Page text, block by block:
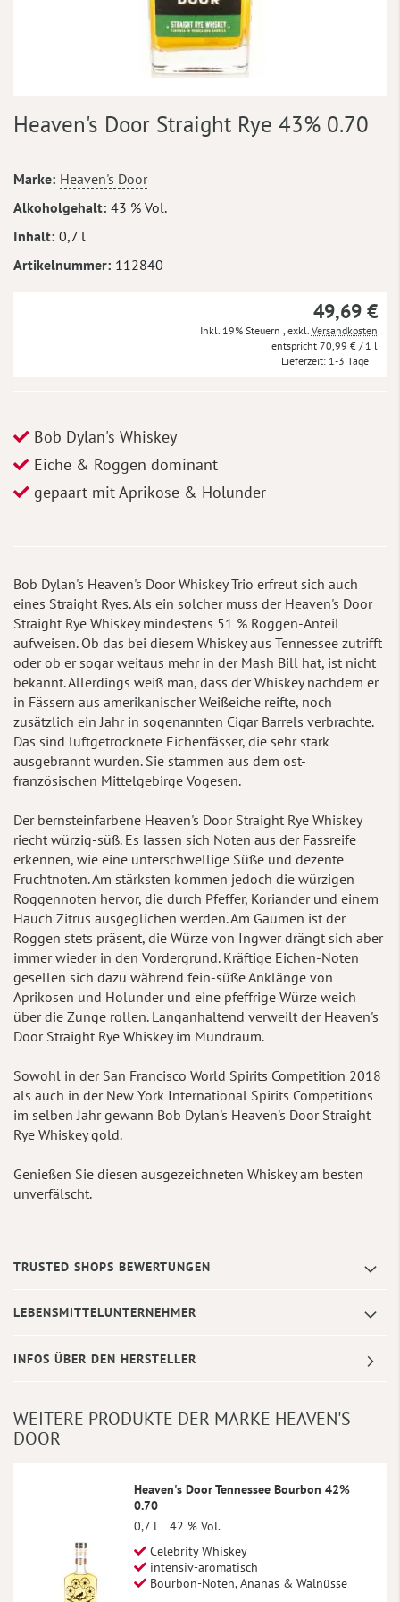
Anfang
springen
Heaven's Door Straight Rye 43% 0.70
Mehr
Informationen
Marke Heaven's Door
Alkoholgehalt 43 % Vol.
Inhalt 0,7 l
Artikelnummer 112840
49,69 €
Inkl. 19% Steuern exkl. Versandkosten
70,99 € / 1 l
Lieferzeit 1-3 Tage
Bob Dylan's Whiskey
Eiche & Roggen dominant
gepaart mit Aprikose & Holunder
Bob Dylan's Heaven's Door Whiskey Trio erfreut sich auch
eines Straight Ryes. Als ein solcher muss der Heaven's Door
Straight Rye Whiskey mindestens 51 % Roggen-Anteil
aufweisen. Ob das bei diesem Whiskey aus Tennessee zutrifft
oder ob er sogar weitaus mehr in der Mash Bill hat, ist nicht
bekannt. Allerdings weiß man, dass der Whiskey nachdem er
in Fässern aus amerikanischer Weißeiche reifte, noch
zusätzlich ein Jahr in sogenannten Cigar Barrels verbrachte.
Das sind luftgetrocknete Eichenfässer, die sehr stark
ausgebrannt wurden. Sie stammen aus dem ost-
französischen Mittelgebirge Vogesen.
Der bernsteinfarbene Heaven's Door Straight Rye Whiskey
riecht würzig-süß. Es lassen sich Noten aus der Fassreife
erkennen, wie eine unterschwellige Süße und dezente
Fruchtnoten. Am stärksten kommen jedoch die würzigen
Roggennoten hervor, die durch Pfeffer, Koriander und einem
Hauch Zitrus ausgeglichen werden. Am Gaumen ist der
Roggen stets präsent, die Würze von Ingwer drängt sich aber
immer wieder in den Vordergrund. Kräftige Eichen-Noten
gesellen sich dazu während fein-süße Anklänge von
Aprikosen und Holunder und eine pfeffrige Würze weich
über die Zunge rollen. Langanhaltend verweilt der Heaven's
Door Straight Rye Whiskey im Mundraum.
Sowohl in der San Francisco World Spirits Competition 2018
als auch in der New York International Spirits Competitions
im selben Jahr gewann Bob Dylan's Heaven's Door Straight
Rye Whiskey gold.
Genießen Sie diesen ausgezeichneten Whiskey am besten
unverfälscht.
TRUSTED SHOPS BEWERTUNGEN
LEBENSMITTELUNTERNEHMER
INFOS ÜBER DEN HERSTELLER
WEITERE PRODUKTE DER MARKE HEAVEN'S
DOOR
Heaven's Door Tennessee Bourbon 42%
0.70
0,7 l
42 % Vol.
Celebrity Whiskey
intensiv-aromatisch
Bourbon-Noten, Ananas & Walnüsse